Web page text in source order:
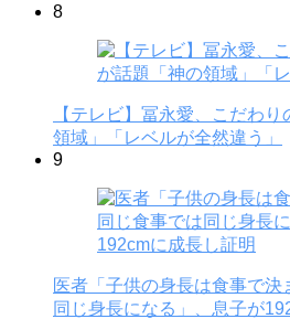
8
【テレビ】冨永愛、こだわ
領域」「レベルが全然違う」
9
医者「子供の身長は食事で
同じ身長になる」、息子が